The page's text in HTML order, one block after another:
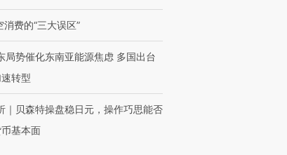
消费的“三大误区”
局势催化东南亚能源焦虑 多国出台
转型
｜贝森特操盘稳日元，操作巧思能否
基本面